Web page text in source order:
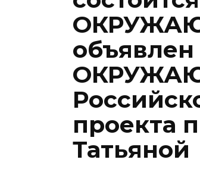
проекта
Татьяной